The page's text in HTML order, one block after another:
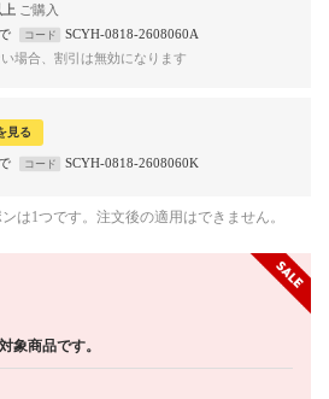
コード
SCYH-0818-2608060A
場合、割引は無効になります
見る
コード SCYH-0818-2608060K
は1つです。注文後の適用はできません。
象商品です。